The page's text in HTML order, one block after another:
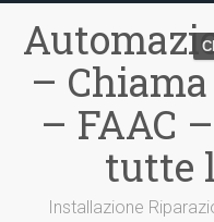
contenuto– Chiama
– FAAC
tutte
Installazione